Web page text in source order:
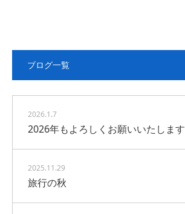
ブログ一覧
2026.1.7
2026年もよろしくお願いいたします
2025.11.29
旅行の秋